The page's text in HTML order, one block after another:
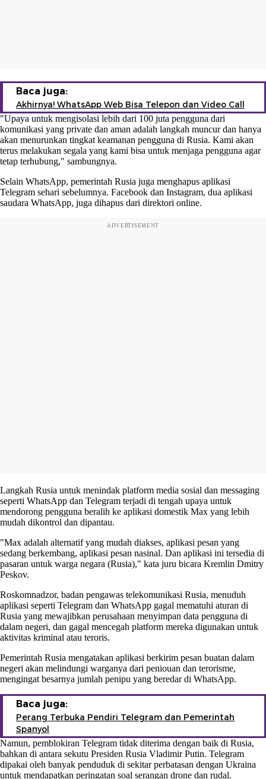
Baca juga:
Akhirnya! WhatsApp Web Bisa Telepon dan Video Call
"Upaya untuk mengisolasi lebih dari 100 juta pengguna dari
komunikasi yang private dan aman adalah langkah muncur dan hanya
akan menurunkan tingkat keamanan pengguna di Rusia. Kami akan
terus melakukan segala yang kami bisa untuk menjaga pengguna agar
tetap terhubung," sambungnya.
Selain WhatsApp, pemerintah Rusia juga menghapus aplikasi
Telegram sehari sebelumnya. Facebook dan Instagram, dua aplikasi
saudara WhatsApp, juga dihapus dari direktori online.
ADVERTISEMENT
Langkah Rusia untuk menindak platform media sosial dan messaging
seperti WhatsApp dan Telegram terjadi di tengah upaya untuk
mendorong pengguna beralih ke aplikasi domestik Max yang lebih
mudah dikontrol dan dipantau.
"Max adalah alternatif yang mudah diakses, aplikasi pesan yang
sedang berkembang, aplikasi pesan nasinal. Dan aplikasi ini tersedia di
pasaran untuk warga negara (Rusia)," kata juru bicara Kremlin Dmitry
Peskov.
Roskomnadzor, badan pengawas telekomunikasi Rusia, menuduh
aplikasi seperti Telegram dan WhatsApp gagal mematuhi aturan di
Rusia yang mewajibkan perusahaan menyimpan data pengguna di
dalam negeri, dan gagal mencegah platform mereka digunakan untuk
aktivitas kriminal atau teroris.
Pemerintah Rusia mengatakan aplikasi berkirim pesan buatan dalam
negeri akan melindungi warganya dari peniouan dan terorisme,
mengingat besarnya jumlah penipu yang beredar di WhatsApp.
Baca juga:
Perang Terbuka Pendiri Telegram dan Pemerintah
Spanyol
Namun, pemblokiran Telegram tidak diterima dengan baik di Rusia,
bahkan di antara sekutu Presiden Rusia Vladimir Putin. Telegram
dipakai oleh banyak penduduk di sekitar perbatasan dengan Ukraina
untuk mendapatkan peringatan soal serangan drone dan rudal.